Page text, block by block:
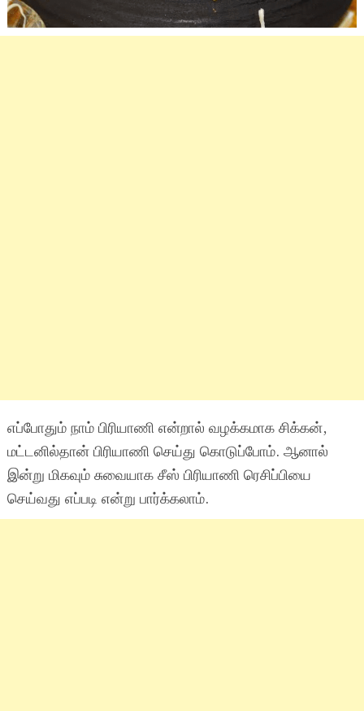
எப்போதும் நாம் பிரியாணி என்றால் வழக்கமாக சிக்கன்,
மட்டனில்தான் பிரியாணி செய்து கொடுப்போம். ஆனால்
இன்று மிகவும் சுவையாக சீஸ் பிரியாணி ரெசிப்பியை
செய்வது எப்படி என்று பார்க்கலாம்.